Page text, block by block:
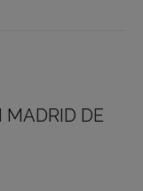
MADRID DE